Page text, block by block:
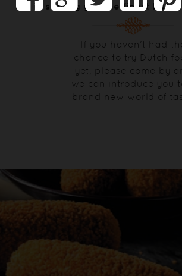
in serving you the finest
If you haven't had
chance to try Dutch
yet, please come by
we can introduce you
brand new world of